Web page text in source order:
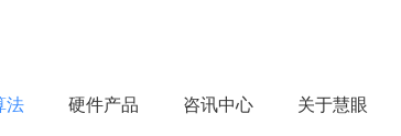
法 硬件产品 咨讯中心 关于慧眼